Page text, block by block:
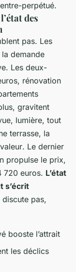
perpétué.
des
pas. Les
la demande
Les deux-
rénovation
gravitent
lumière, tout
terrasse, la
. Le dernier
propulse le prix,
720 euros. L’état
s’écrit
pas,
booste l’attrait
les déclics